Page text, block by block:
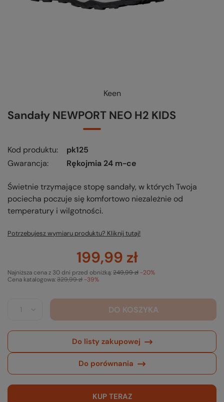
Keen
Sandały NEWPORT NEO H2 KIDS
Kod produktu
pk125
Gwarancja
Rękojmia 24 m-ce
Świetnie trzymające stopę sandały, w których Twoja
pociecha poczuje się komfortowo niezależnie od
temperatury i wilgotności.
Potrzebujesz wymiaru produktu? Kliknij tutaj!
199,99 zł
Cena katalogowa:329,99 zł -39%
Najniższa cena z 30 dni przed obniżką:249,99 zł -20%
DO KOSZYKA
Do listy zakupowej
Do porównania
KUP TERAZ